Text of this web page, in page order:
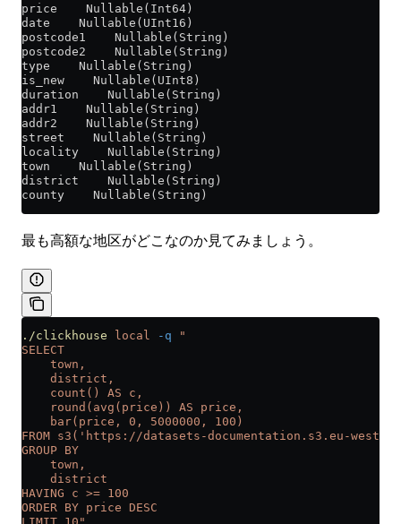
price    Nullable(Int64)
date    Nullable(UInt16)
postcode1    Nullable(String)
postcode2    Nullable(String)
type    Nullable(String)
is_new    Nullable(UInt8)
duration    Nullable(String)
addr1    Nullable(String)
addr2    Nullable(String)
street    Nullable(String)
locality    Nullable(String)
town    Nullable(String)
district    Nullable(String)
county    Nullable(String)
最も高額な地区がどこなのか見てみましょう。
./clickhouse local -q "
SELECT
    town,
    district,
    count() AS c,
    round(avg(price)) AS price,
    bar(price, 0, 5000000, 100)
FROM s3('https://datasets-documentation.s3.eu-west-
GROUP BY
    town,
    district
HAVING c >= 100
ORDER BY price DESC
LIMIT 10"